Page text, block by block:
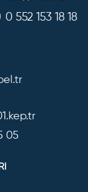
0 552 153 18 18
05